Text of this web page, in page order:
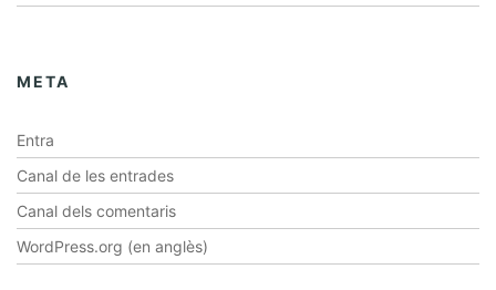
META
Entra
Canal de les entrades
Canal dels comentaris
WordPress.org (en anglès)